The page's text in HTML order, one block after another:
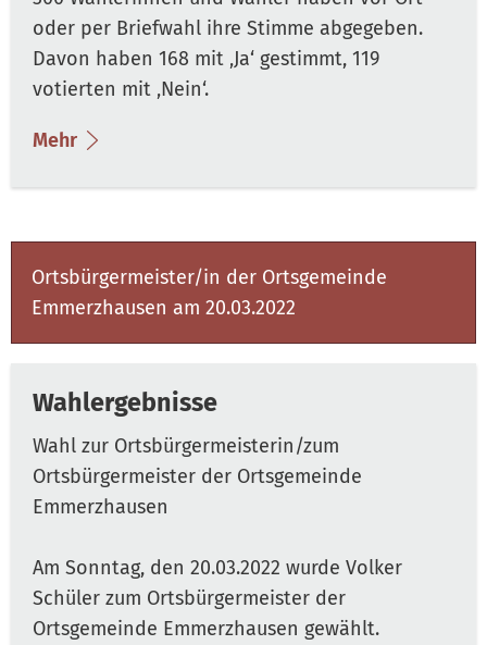
oder per Briefwahl ihre Stimme abgegeben.
Davon haben 168 mit ‚Ja‘ gestimmt, 119
votierten mit ‚Nein‘.
Mehr
Ortsbürgermeister/in der Ortsgemeinde
Emmerzhausen am 20.03.2022
Wahlergebnisse
Wahl zur Ortsbürgermeisterin/zum
Ortsbürgermeister der Ortsgemeinde
Emmerzhausen
Am Sonntag, den 20.03.2022 wurde Volker
Schüler zum Ortsbürgermeister der
Ortsgemeinde Emmerzhausen gewählt.